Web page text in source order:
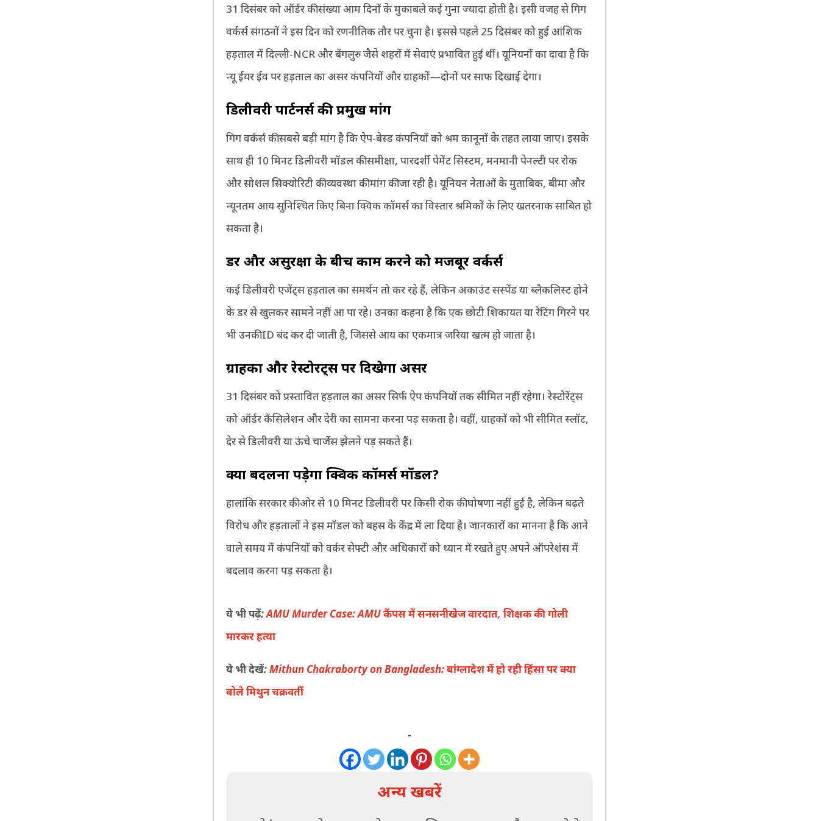
31 दिसंबर को ऑर्डर की संख्या आम दिनों के मुकाबले कई गुना ज्यादा होती है। इसी वजह से गिग
वर्कर्स संगठनों ने इस दिन को रणनीतिक तौर पर चुना है। इससे पहले 25 दिसंबर को हुई आंशिक
हड़ताल में दिल्ली-NCR और बेंगलुरु जैसे शहरों में सेवाएं प्रभावित हुई थीं। यूनियनों का दावा है कि
न्यू ईयर ईव पर हड़ताल का असर कंपनियों और ग्राहकों—दोनों पर साफ दिखाई देगा।
डिलीवरी पार्टनर्स की प्रमुख मांगें
गिग वर्कर्स की सबसे बड़ी मांग है कि ऐप-बेस्ड कंपनियों को श्रम कानूनों के तहत लाया जाए। इसके
साथ ही 10 मिनट डिलीवरी मॉडल की समीक्षा, पारदर्शी पेमेंट सिस्टम, मनमानी पेनल्टी पर रोक
और सोशल सिक्योरिटी की व्यवस्था की मांग की जा रही है। यूनियन नेताओं के मुताबिक, बीमा और
न्यूनतम आय सुनिश्चित किए बिना क्विक कॉमर्स का विस्तार श्रमिकों के लिए खतरनाक साबित हो
सकता है।
डर और असुरक्षा के बीच काम करने को मजबूर वर्कर्स
कई डिलीवरी एजेंट्स हड़ताल का समर्थन तो कर रहे हैं, लेकिन अकाउंट सस्पेंड या ब्लैकलिस्ट होने
के डर से खुलकर सामने नहीं आ पा रहे। उनका कहना है कि एक छोटी शिकायत या रेटिंग गिरने पर
भी उनकी ID बंद कर दी जाती है, जिससे आय का एकमात्र जरिया खत्म हो जाता है।
ग्राहकों और रेस्टोरेंट्स पर दिखेगा असर
31 दिसंबर को प्रस्तावित हड़ताल का असर सिर्फ ऐप कंपनियों तक सीमित नहीं रहेगा। रेस्टोरेंट्स
को ऑर्डर कैंसिलेशन और देरी का सामना करना पड़ सकता है। वहीं, ग्राहकों को भी सीमित स्लॉट,
देर से डिलीवरी या ऊंचे चार्जेस झेलने पड़ सकते हैं।
क्या बदलना पड़ेगा क्विक कॉमर्स मॉडल?
हालांकि सरकार की ओर से 10 मिनट डिलीवरी पर किसी रोक की घोषणा नहीं हुई है, लेकिन बढ़ते
विरोध और हड़तालों ने इस मॉडल को बहस के केंद्र में ला दिया है। जानकारों का मानना है कि आने
वाले समय में कंपनियों को वर्कर सेफ्टी और अधिकारों को ध्यान में रखते हुए अपने ऑपरेशंस में
बदलाव करना पड़ सकता है।
ये भी पढ़ें:AMU Murder Case: AMU कैंपस में सनसनीखेज वारदात, शिक्षक की गोली
मारकर हत्या
ये भी देखें:Mithun Chakraborty on Bangladesh: बांग्लादेश में हो रही हिंसा पर क्या
बोले मिथुन चक्रवर्ती
-
अन्य खबरें